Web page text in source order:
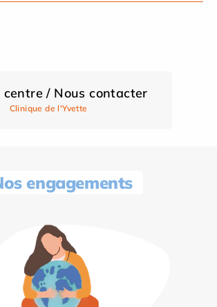
centre / Nous contacter
Clinique de l'Yvette
engagements